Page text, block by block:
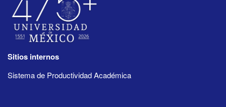
Sitios internos
Sistema de Productividad Académica